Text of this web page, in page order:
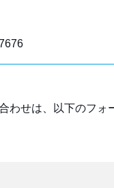
わせは、以下のフォ